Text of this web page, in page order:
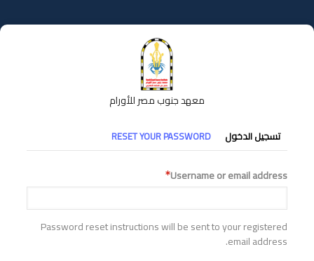
إلى
المحتوى
معهد جنوب مصر للأورام
التبويبات
الأساسية
تسجيل الدخول RESET YOUR PASSWORD
Username or email address
Password reset instructions will be sent to your registered
email address.